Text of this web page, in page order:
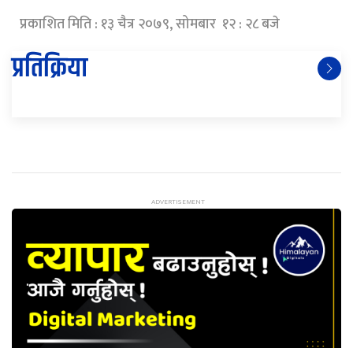
प्रकाशित मिति : १३ चैत्र २०७९, सोमबार १२ : २८ बजे
प्रतिक्रिया